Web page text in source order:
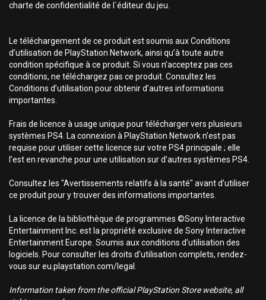
charte de confidentialité de l`éditeur du jeu.
Le téléchargement de ce produit est soumis aux Conditions
d’utilisation de PlayStation Network, ainsi qu’à toute autre
condition spécifique à ce produit. Si vous n’acceptez pas ces
conditions, ne téléchargez pas ce produit. Consultez les
Conditions d’utilisation pour obtenir d’autres informations
importantes.
Frais de licence à usage unique pour télécharger vers plusieurs
systèmes PS4. La connexion à PlayStation Network n’est pas
requise pour utiliser cette licence sur votre PS4 principale ; elle
l’est en revanche pour une utilisation sur d’autres systèmes PS4.
Consultez les "Avertissements relatifs à la santé" avant d’utiliser
ce produit pour y trouver des informations importantes.
La licence de la bibliothèque de programmes ©Sony Interactive
Entertainment Inc. est la propriété exclusive de Sony Interactive
Entertainment Europe. Soumis aux conditions d’utilisation des
logiciels. Pour consulter les droits d’utilisation complets, rendez-
vous sur eu.playstation.com/legal.
Information taken from the official PlayStation Store website, all